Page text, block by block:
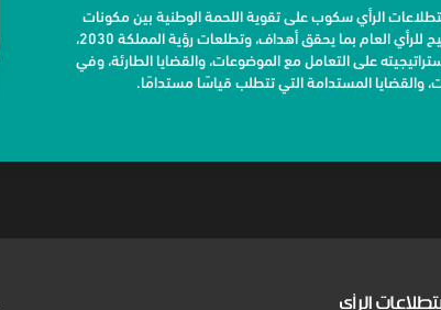
الرأي سكوب على تقوية اللحمة الوطنية بين مكونات
المجتمع، بناء على فهم صحيح للرأي العام بما يحقق أهداف، وتطلعات رؤية المملكة 2030،
على التعامل مع الموضوعات، والقضايا الطارئة، وفي
والقضايا المستدامة التي تتطلب قياسًا مستدامًا.